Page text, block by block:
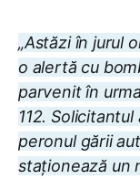
„Astăzi în jurul
o alertă cu
parvenit în
112.
peronul gării
staționează un